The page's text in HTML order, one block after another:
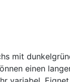
mit
einen